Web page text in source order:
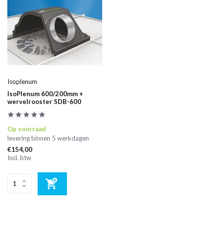
Isoplenum
IsoPlenum 600/200mm +
wervelrooster SDB-600
Op voorraad
levering binnen 5 werkdagen
€154,00
Incl. btw